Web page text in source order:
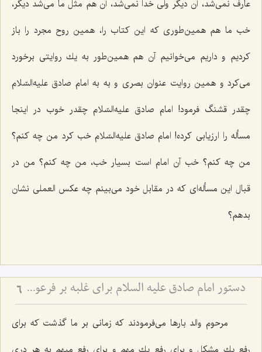
عارف نمی‌شد، آن دیگر ولی خدا نمی‌شد، آن هم مثل ما می‌شد دیگر،
خب ما هم همین‌طوری كه این كتاب را، همین روح مجرد را باز
كردیم و داریم می‌خوانیم آن هم همین‌طور به یك روایتی برخورد
می‌كرد و همین روایت عنوان بصری و به به امام صادق علیه‌السّلام
چقدر قشنگ فرمود! امام صادق علیه‌السّلام چقدر خوب در اینجا
مسأله را ارزیابی كرده! امام صادق علیه‌السّلام خب كرد من چه كنم؟
من چه كنم؟ خب آن امام است بسیار خب، من چه كنم؟ من در
قبال این مسأله‌ای كه در مقابل خود می‌بینم چه عكس العملی نشان
بدهم؟
دستور امام صادق علیه السلام برای غلبه بر فرعونیت نفس 6
مرحوم والد بارها می‌فرمودند كه زمانی بر ما گذشت كه برای